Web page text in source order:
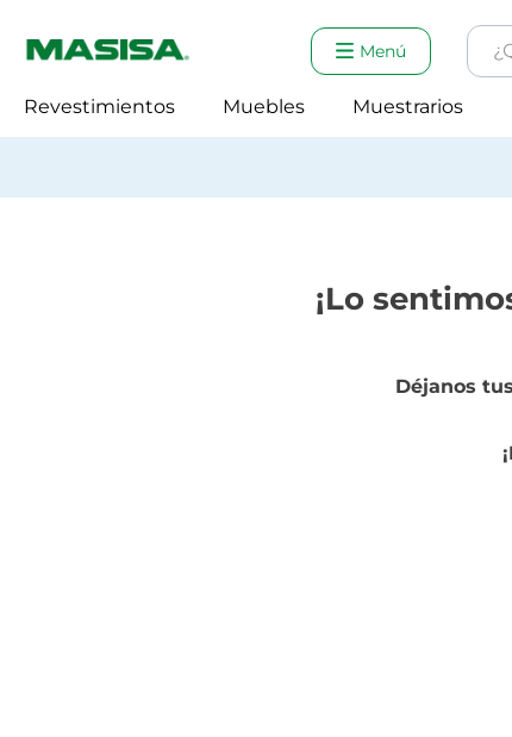
Menú
Revestimientos Muebles Muestrarios
¡Lo
Déjanos
2